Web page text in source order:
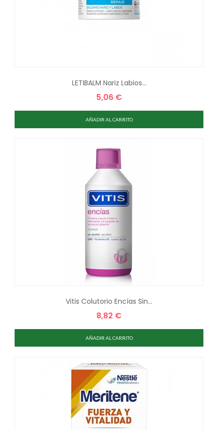
LETIBALM Nariz Labios...
Precio
5,06 €
AÑADIR AL CARRITO
Vitis Colutorio Encías Sin...
Precio
8,82 €
AÑADIR AL CARRITO